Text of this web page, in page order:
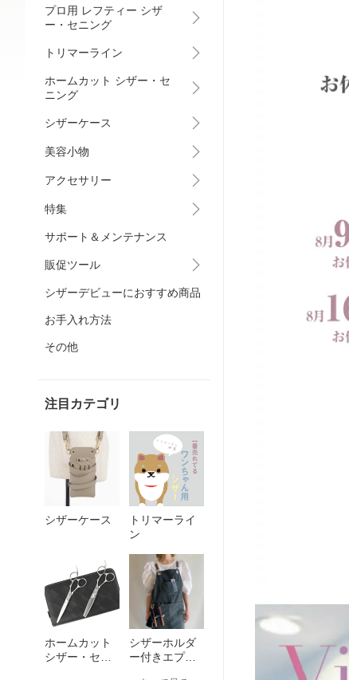
プロ用 レフティー シザ
ー・セニング
トリマーライン
ホームカット シザー・セ
ニング
シザーケース
美容小物
アクセサリー
特集
サポート＆メンテナンス
販促ツール
シザーデビューにおすすめ商品
お手入れ方法
その他
注目カテゴリ
シザーケース
トリマーライ
ン
ホームカット
シザー・セニ
シザーホルダ
ー付きエプロ